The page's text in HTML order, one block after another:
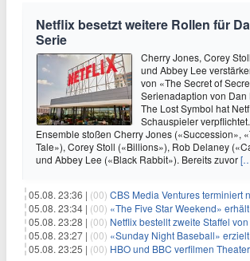
Netflix besetzt weitere Rollen für
Serie
Cherry Jones, Corey
und Abbey Lee
von «The Secret of
Serienadaption von Dan
The Lost Symbol hat
Schauspieler
Ensemble stoßen Cherry Jones («Succession»,
Tale»), Corey Stoll («Billions»), Rob Delaney
und Abbey Lee («Black Rabbit»). Bereits zuvor
05.08. 23:36 | (00) CBS Media Ventures terminiert neue
05.08. 23:34 | (00) «The Five Star Weekend» erhält
05.08. 23:28 | (00) Netflix bestellt zweite Staffel
05.08. 23:27 | (00) «Sunday Night Baseball» erzielt
05.08. 23:25 | (00) HBO und BBC verfilmen